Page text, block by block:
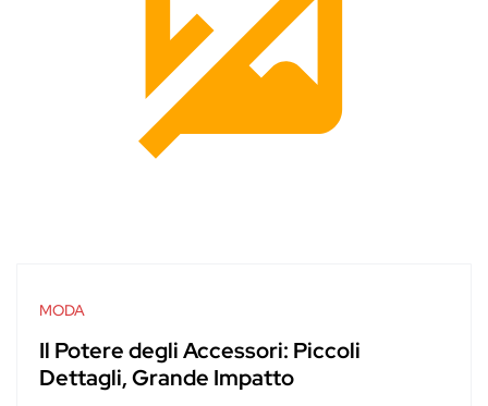
MODA
Il Potere degli Accessori: Piccoli
Dettagli, Grande Impatto